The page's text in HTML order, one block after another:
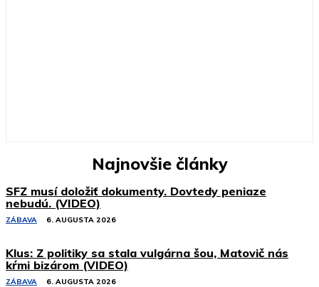
Najnovšie články
SFZ musí doložiť dokumenty. Dovtedy peniaze
nebudú. (VIDEO)
ZÁBAVA 6. AUGUSTA 2026
Klus: Z politiky sa stala vulgárna šou, Matovič nás
kŕmi bizárom (VIDEO)
ZÁBAVA 6. AUGUSTA 2026